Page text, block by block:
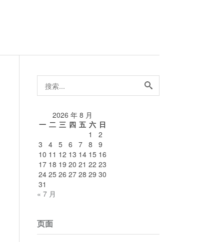
搜
索...
2026 年 8 月
一 二 三 四 五 六 日
1
2
3
4 5 6 7 8
9
10 11 12 13 14 15 16
17 18 19 20 21 22 23
24 25 26 27 28 29 30
31
« 7 月
页面